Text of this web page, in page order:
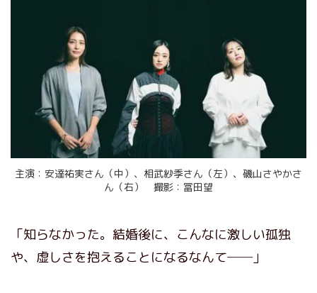
主演：安達祐実さん（中）、相武紗季さん（左）、磯山さやかさ
ん（右） 撮影：冨田望
「知らなかった。結婚後に、こんなに激しい孤独
や、虚しさを抱えることになるなんて──」